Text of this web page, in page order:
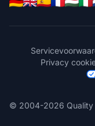
Privacy
© 2004-2026 Quality